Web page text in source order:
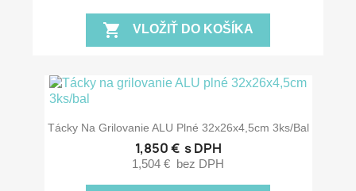
shopping_cart VLOŽIŤ DO KOŠÍKA
Tácky Na Grilovanie ALU Plné 32x26x4,5cm 3ks/bal
1,850 € s DPH
1,504 € bez DPH